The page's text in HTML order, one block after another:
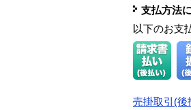
支払方法
以下のお支
売掛取引(後